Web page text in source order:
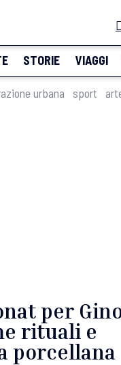
STORIE VIAGGI
urbana sport
per
rituali e
porcellana